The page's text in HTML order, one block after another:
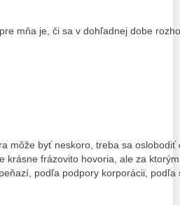
mňa je, či sa v dohľadnej dobe
môže byť neskoro, treba sa oslobodiť
krásne frázovito hovoria, ale za
podľa podpory korporácii, podľa